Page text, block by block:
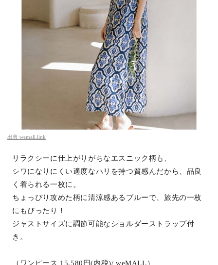
出典 wemall.link
リラクシーに仕上がりがちなエスニック柄も、
シワになりにくい適度なハリを持つ質感んだから、品良
く着られる一枚に。
ちょっぴり攻めた柄に清涼感あるブルーで、旅先の一枚
にもぴったり！
ジャストサイズに調節可能なショルダーストラップ付
き。
（ワンピース 15,580円(内税)/ weMALL）